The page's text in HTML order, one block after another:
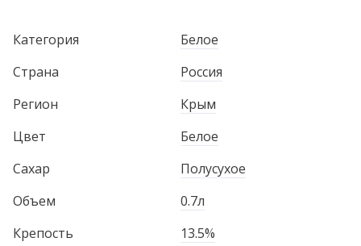
Категория
Белое
Страна
Россия
Регион
Крым
Цвет
Белое
Сахар
Полусухое
Объем
0.7л
Крепость
13.5%